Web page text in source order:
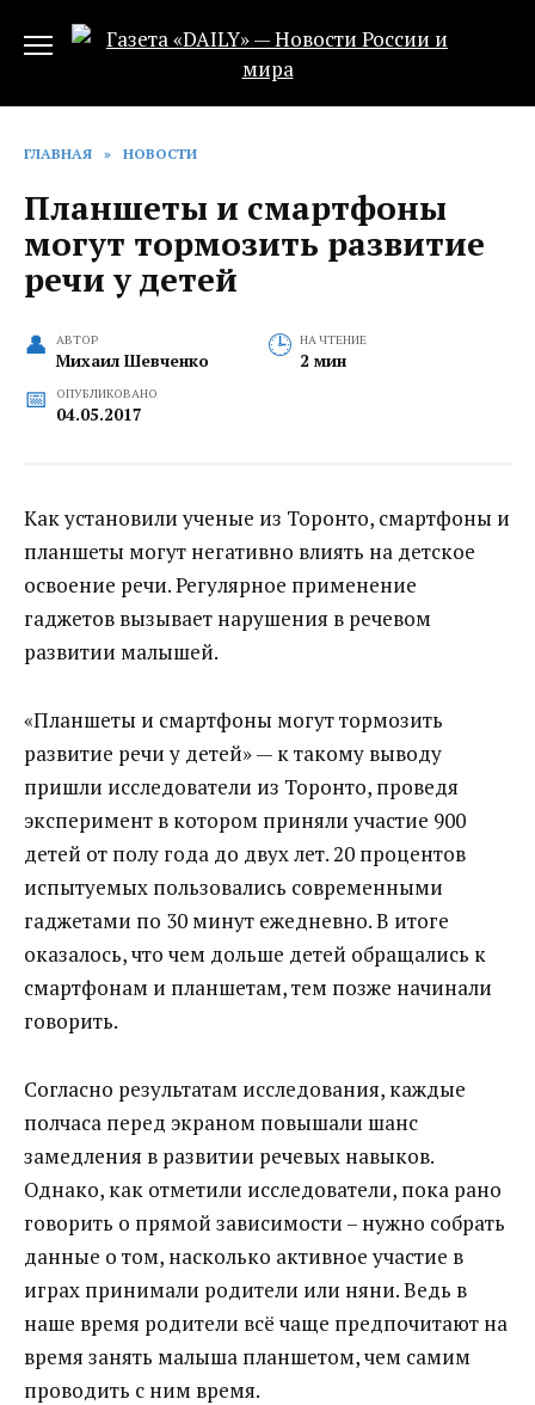
ГЛАВНАЯ » НОВОСТИ
Планшеты и смартфоны
могут тормозить развитие
речи у детей
АВТОР
Михаил Шевченко
НА ЧТЕНИЕ
2 мин
ОПУБЛИКОВАНО
04.05.2017
Как установили ученые из Торонто, смартфоны и
планшеты могут негативно влиять на детское
освоение речи. Регулярное применение
гаджетов вызывает нарушения в речевом
развитии малышей.
«Планшеты и смартфоны могут тормозить
развитие речи у детей» — к такому выводу
пришли исследователи из Торонто, проведя
эксперимент в котором приняли участие 900
детей от полу года до двух лет. 20 процентов
испытуемых пользовались современными
гаджетами по 30 минут ежедневно. В итоге
оказалось, что чем дольше детей обращались к
смартфонам и планшетам, тем позже начинали
говорить.
Согласно результатам исследования, каждые
полчаса перед экраном повышали шанс
замедления в развитии речевых навыков.
Однако, как отметили исследователи, пока рано
говорить о прямой зависимости – нужно собрать
данные о том, насколько активное участие в
играх принимали родители или няни. Ведь в
наше время родители всё чаще предпочитают на
время занять малыша планшетом, чем самим
проводить с ним время.